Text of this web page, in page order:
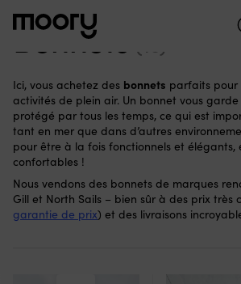
pour :
Bonnets
Ici, vous achetez des bonnets parfaits pour
activités de plein air. Un bonnet vous
protégé par tous les temps, ce qui est
tant en mer que dans d’autres
pour être à la fois fonctionnels et élégants,
confortables !
Nous vendons des bonnets de marques
Gill et North Sails – bien sûr à des prix très
garantie de prix) et des livraisons